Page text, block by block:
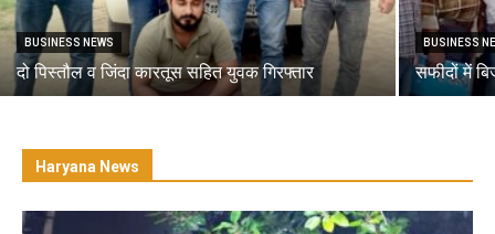
BUSINESS NEWS
दो पिस्तौल व जिंदा कारतूस सहित युवक गिरफ्तार
BUSINESS
सफीदों में
Haryana News